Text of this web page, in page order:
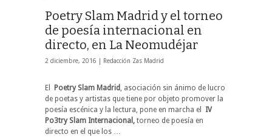
Poetry Slam Madrid y el torneo
de poesía internacional en
directo, en La Neomudéjar
2 diciembre, 2016 | Redacción Zas Madrid
El Poetry Slam Madrid
, asociación sin ánimo de lucro
de poetas y artistas que tiene por objeto promover la
poesía escénica y la lectura, pone en marcha el
IV
Po3try Slam Internacional, torneo de poesía en
directo en el que los …